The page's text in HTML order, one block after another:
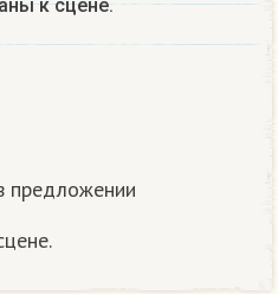
к сцене.
предложении